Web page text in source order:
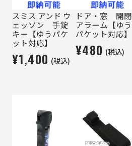
スミス アンド ウ
ェッソン 手錠
キー【ゆうパケ
ット対応】
¥1,400 (税込)
ドア・窓 開閉
アラーム【ゆう
パケット対応】
¥480 (税込)